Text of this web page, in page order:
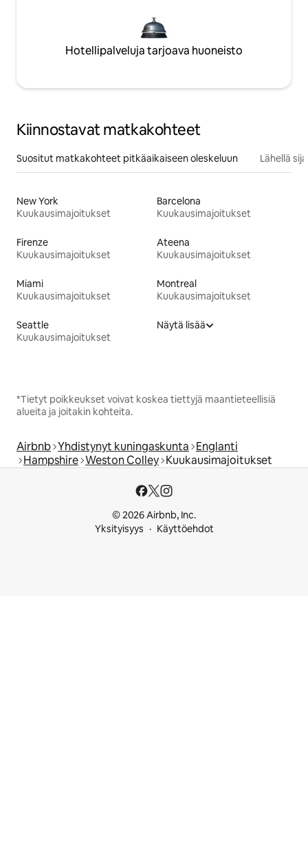
Hotellipalveluja tarjoava huoneisto
Kiinnostavat matkakohteet
Suositut matkakohteet pitkäaikaiseen oleskeluun Lähellä
New York
Kuukausimajoitukset
Barcelona
Kuukausimajoitukset
Firenze
Kuukausimajoitukset
Ateena
Kuukausimajoitukset
Miami
Kuukausimajoitukset
Montreal
Kuukausimajoitukset
Seattle
Kuukausimajoitukset
Näytä lisää
*Tietyt poikkeukset voivat koskea tiettyjä maantieteellisiä
alueita ja joitakin kohteita.
Airbnb Yhdistynyt kuningaskunta Englanti
Hampshire Weston Colley Kuukausimajoitukset
© 2026 Airbnb, Inc.
Yksityisyys
Käyttöehdot